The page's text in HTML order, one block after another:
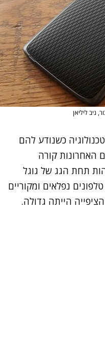
ניב ליליאן
כשנודע להם
האחרונות קורה
תחת הגג של גוגל
נפלאים ומקוריים
הייתה גדולה.